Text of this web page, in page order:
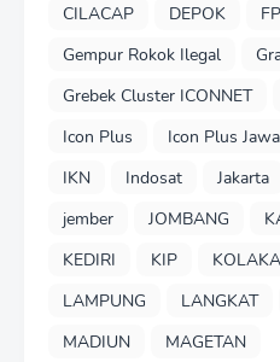
CILACAP
DEPOK
Gempur Rokok Ilegal
Grebek Cluster ICONNET
Icon Plus
Icon Plus
IKN
Indosat Jakarta
jember
JOMBANG
KEDIRI
KIP KOLAKA
LAMPUNG
LANGKAT
MADIUN
MAGETAN